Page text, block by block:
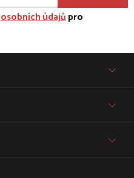
osobních údajůpro